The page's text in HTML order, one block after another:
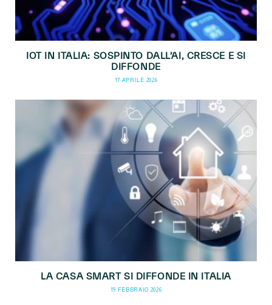
IOT IN ITALIA: SOSPINTO DALL’AI, CRESCE E SI
DIFFONDE
17 APRILE 2026
LA CASA SMART SI DIFFONDE IN ITALIA
19 FEBBRAIO 2026